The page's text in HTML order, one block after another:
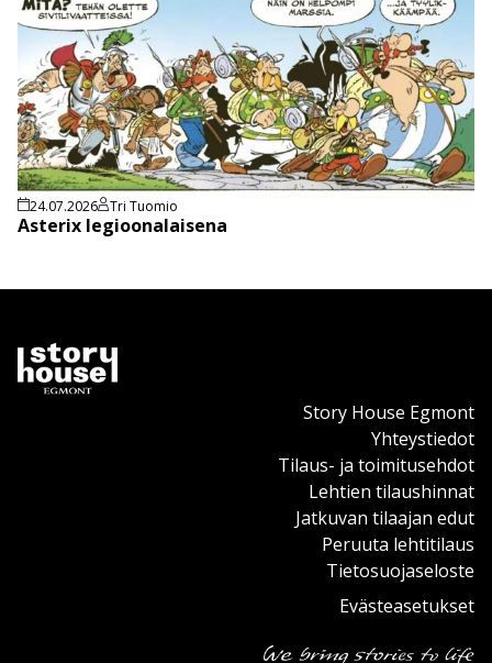
24.07.2026 Tri Tuomio
Asterix legioonalaisena
Story House Egmont
Yhteystiedot
Tilaus- ja toimitusehdot
Lehtien tilaushinnat
Jatkuvan tilaajan edut
Peruuta lehtitilaus
Tietosuojaseloste
Evästeasetukset